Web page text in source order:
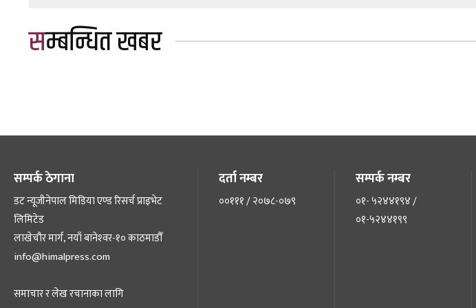
सम्बन्धित खबर
सम्पर्क ठेगाना
डट न्यूजीनेपाल मिडिया एण्ड रिसर्च प्राइभेट
लिमिटेड
लाखेचौर मार्ग, नयाँ बानेश्‍वर-१० काठमाडौँ
info@himalpress.com
समाचार र लेख रचानाका लागि
दर्ता नम्बर
००१११ / २०७८-०७९
सम्पर्क नम्बर
०१- ५२४४१९४ /
०१-५२४४१९९